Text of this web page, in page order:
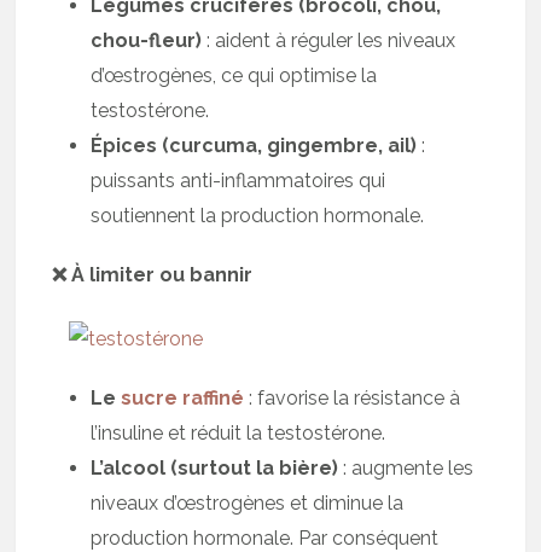
Légumes crucifères (brocoli, chou,
chou-fleur) : aident à réguler les niveaux
d’œstrogènes, ce qui optimise la
testostérone.
Épices (curcuma, gingembre, ail) :
puissants anti-inflammatoires qui
soutiennent la production hormonale.
❌ À limiter ou bannir
Lesucre raffiné : favorise la résistance à
l’insuline et réduit la testostérone.
L’alcool (surtout la bière) : augmente les
niveaux d’œstrogènes et diminue la
production hormonale. Par conséquent